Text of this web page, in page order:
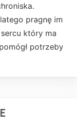
pragnę im
który ma
potrzeby